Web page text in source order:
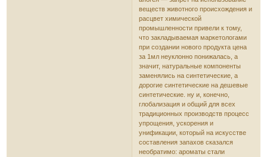
веществ животного происхождения и
расцвет химической
промышленности привели к тому,
что закладываемая маркетологами
при создании нового продукта цена
за 1мл неуклонно понижалась, а
значит, натуральные компоненты
заменялись на синтетические, а
дорогие синтетические на дешевые
синтетические. ну и, конечно,
глобализация и общий для всех
традиционных производств процесс
упрощения, ускорения и
унификации, который на искусстве
составления запахов сказался
необратимо: ароматы стали